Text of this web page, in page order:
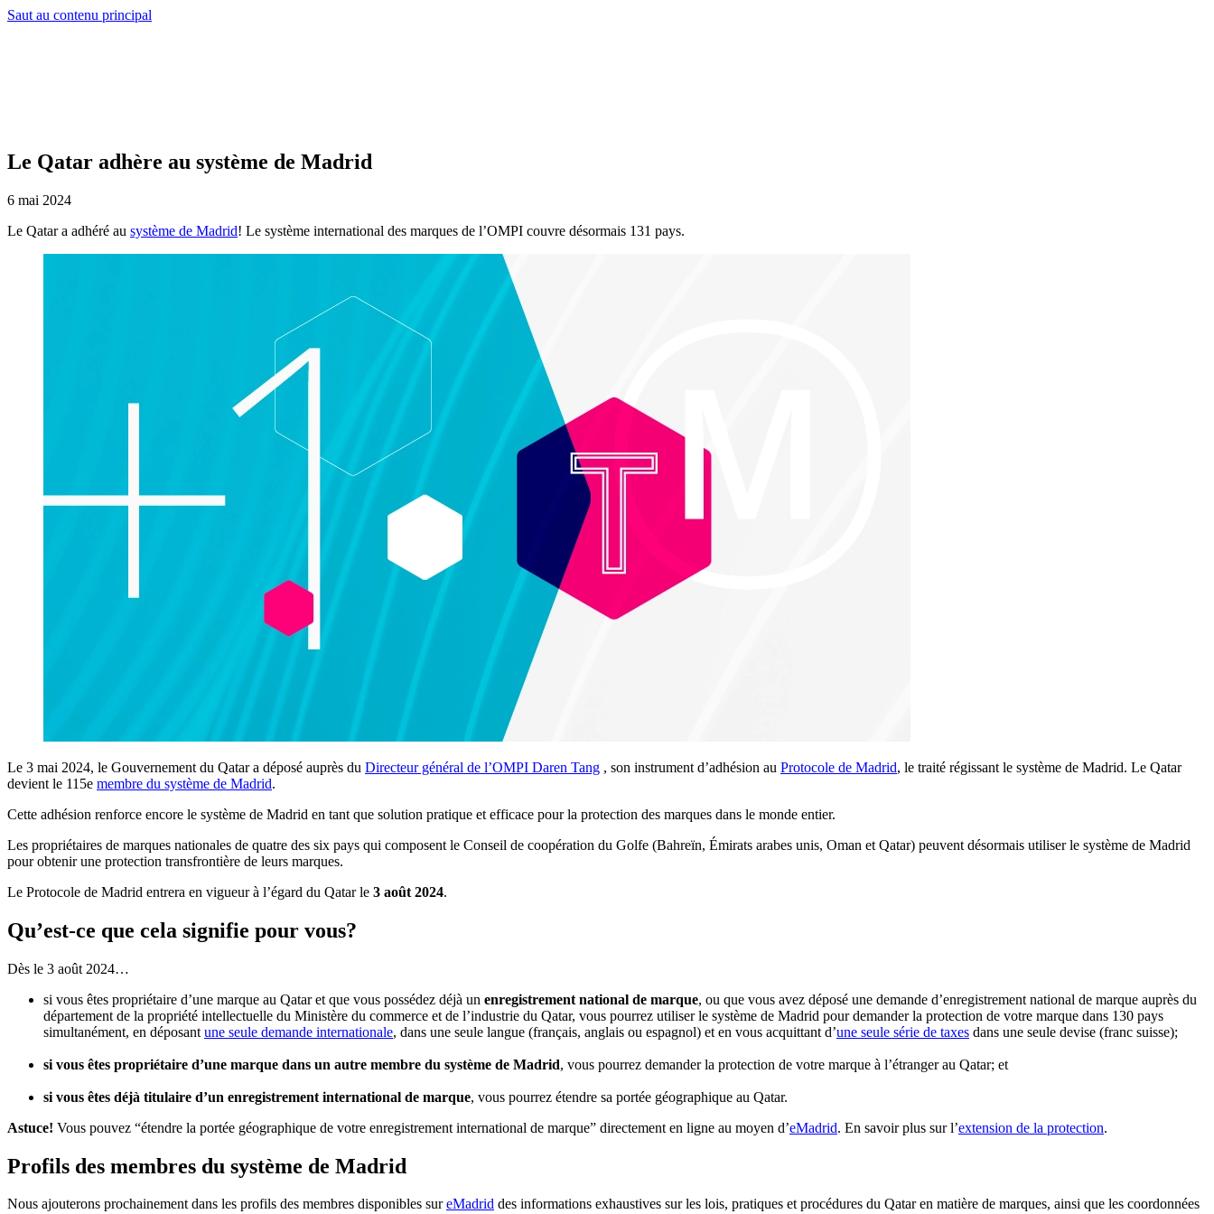
Saut au contenu principal
Le Qatar adhère au système de Madrid
6 mai 2024
Le Qatar a adhéré au système de Madrid! Le système international des marques de l’OMPI couvre désormais 131 pays.
Le 3 mai 2024, le Gouvernement du Qatar a déposé auprès du Directeur général de l’OMPI Daren Tang , son instrument d’adhésion au Protocole de Madrid, le traité régissant le système de Madrid. Le Qatar
devient le 115e membre du système de Madrid.
Cette adhésion renforce encore le système de Madrid en tant que solution pratique et efficace pour la protection des marques dans le monde entier.
Les propriétaires de marques nationales de quatre des six pays qui composent le Conseil de coopération du Golfe (Bahreïn, Émirats arabes unis, Oman et Qatar) peuvent désormais utiliser le système de Madrid
pour obtenir une protection transfrontière de leurs marques.
Le Protocole de Madrid entrera en vigueur à l’égard du Qatar le 3 août 2024.
Qu’est-ce que cela signifie pour vous?
Dès le 3 août 2024…
si vous êtes propriétaire d’une marque au Qatar et que vous possédez déjà un enregistrement national de marque, ou que vous avez déposé une demande d’enregistrement national de marque auprès du
département de la propriété intellectuelle du Ministère du commerce et de l’industrie du Qatar, vous pourrez utiliser le système de Madrid pour demander la protection de votre marque dans 130 pays
simultanément, en déposant une seule demande internationale, dans une seule langue (français, anglais ou espagnol) et en vous acquittant d’une seule série de taxes dans une seule devise (franc suisse);
si vous êtes propriétaire d’une marque dans un autre membre du système de Madrid, vous pourrez demander la protection de votre marque à l’étranger au Qatar; et
si vous êtes déjà titulaire d’un enregistrement international de marque, vous pourrez étendre sa portée géographique au Qatar.
Astuce! Vous pouvez “étendre la portée géographique de votre enregistrement international de marque” directement en ligne au moyen d’eMadrid. En savoir plus sur l’extension de la protection.
Profils des membres du système de Madrid
Nous ajouterons prochainement dans les profils des membres disponibles sureMadrid des informations exhaustives sur les lois, pratiques et procédures du Qatar en matière de marques, ainsi que les coordonnées